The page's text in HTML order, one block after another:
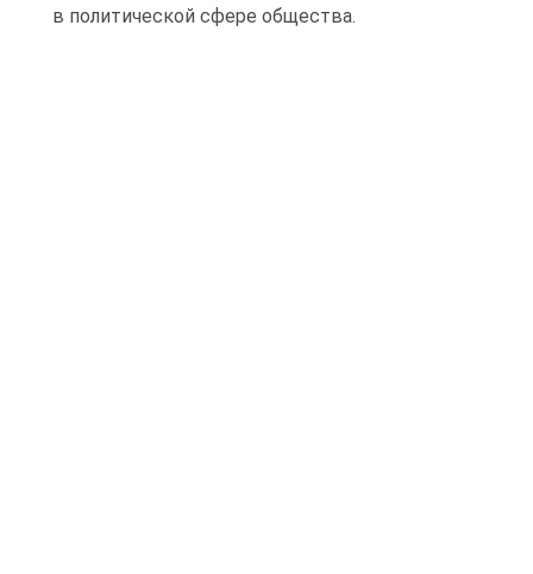
в политической сфере общества.